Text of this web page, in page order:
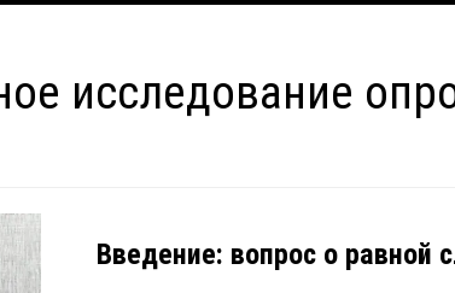
исследование
Введение: вопрос о равной